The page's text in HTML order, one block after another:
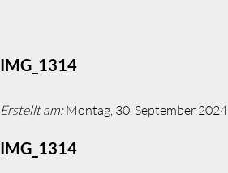
IMG_1314
Erstellt am:Montag, 30. September 2024
IMG_1314